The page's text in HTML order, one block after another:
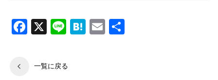
Facebook
X LineHatena
Email
一覧に戻る